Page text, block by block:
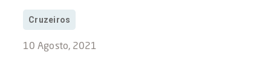
Cruzeiros
10 Agosto, 2021